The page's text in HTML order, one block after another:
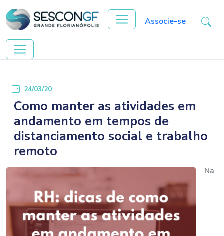
Associe-se
24/03/20
Como manter as atividades em
andamento em tempos de
distanciamento social e trabalho
remoto
Na